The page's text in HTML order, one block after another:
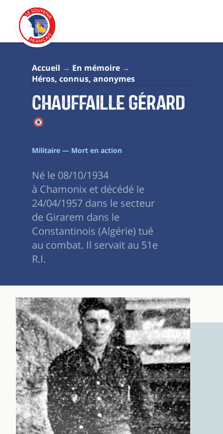
Accueil
En mémoire
Héros, connus, anonymes
CHAUFFAILLE Gérard
Militaire — Mort en action
Né le 08/10/1934
à Chamonix et décédé le
24/04/1957 dans le secteur
de Girarem dans le
Constantinois (Algérie) tué
au combat. Il servait au 51e
R.I.